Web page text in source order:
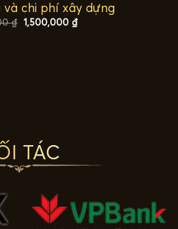
và chi phí xây dựng
₫ Giá
gốc
1,500,000 ₫Giá
hiện
TÁC